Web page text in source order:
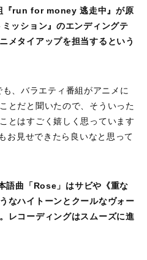
『run for money 逃走中』が原
ッション』のエンディングテ
メタイアップを担当するという
、バラエティ番組がアニメに
とだと聞いたので、そういった
とはすごく嬉しく思っています
お見せできたら良いなと思って
語曲「Rose」はサビや《重な
なハイトーンとクールなヴォー
レコーディングはスムーズに進